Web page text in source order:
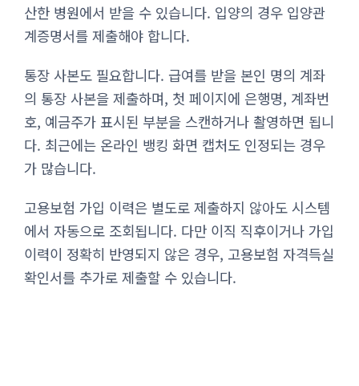
산한 병원에서 받을 수 있습니다. 입양의 경우 입양관
계증명서를 제출해야 합니다.
통장 사본도 필요합니다. 급여를 받을 본인 명의 계좌
의 통장 사본을 제출하며, 첫 페이지에 은행명, 계좌번
호, 예금주가 표시된 부분을 스캔하거나 촬영하면 됩니
다. 최근에는 온라인 뱅킹 화면 캡처도 인정되는 경우
가 많습니다.
고용보험 가입 이력은 별도로 제출하지 않아도 시스템
에서 자동으로 조회됩니다. 다만 이직 직후이거나 가입
이력이 정확히 반영되지 않은 경우, 고용보험 자격득실
확인서를 추가로 제출할 수 있습니다.